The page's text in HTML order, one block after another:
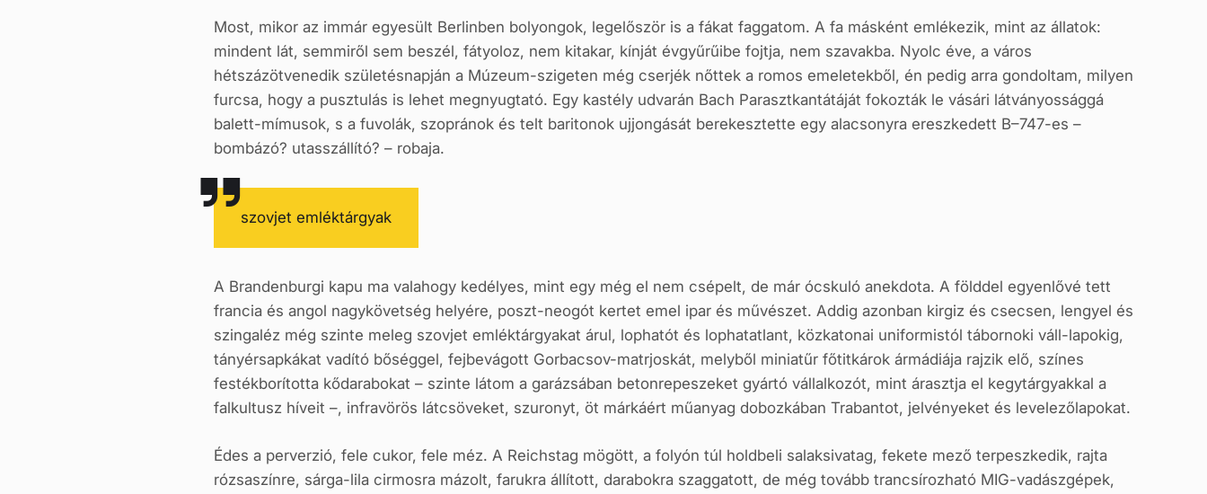
Most, mikor az immár egyesült Berlinben bolyongok, legelőször is a fákat faggatom. A fa másként emlékezik, mint az állatok:
mindent lát, semmiről sem beszél, fátyoloz, nem kitakar, kínját évgyűrűibe fojtja, nem szavakba. Nyolc éve, a város
hétszázötvenedik születésnapján a Múzeum-szigeten még cserjék nőttek a romos emeletekből, én pedig arra gondoltam, milyen
furcsa, hogy a pusztulás is lehet megnyugtató. Egy kastély udvarán Bach Parasztkantátáját fokozták le vásári látványossággá
balett-mímusok, s a fuvolák, szopránok és telt baritonok ujjongását berekesztette egy alacsonyra ereszkedett B–747-es –
bombázó? utasszállító? – robaja.
szovjet emléktárgyak
A Brandenburgi kapu ma valahogy kedélyes, mint egy még el nem csépelt, de már ócskuló anekdota. A földdel egyenlővé tett
francia és angol nagykövetség helyére, poszt-neogót kertet emel ipar és művészet. Addig azonban kirgiz és csecsen, lengyel és
szingaléz még szinte meleg szovjet emléktárgyakat árul, lophatót és lophatatlant, közkatonai uniformistól tábornoki váll-lapokig,
tányérsapkákat vadító bőséggel, fejbevágott Gorbacsov-matrjoskát, melyből miniatűr főtitkárok ármádiája rajzik elő, színes
festékborította kődarabokat – szinte látom a garázsában betonrepeszeket gyártó vállalkozót, mint árasztja el kegytárgyakkal a
falkultusz híveit –, infravörös látcsöveket, szuronyt, öt márkáért műanyag dobozkában Trabantot, jelvényeket és levelezőlapokat.
Édes a perverzió, fele cukor, fele méz. A Reichstag mögött, a folyón túl holdbeli salaksivatag, fekete mező terpeszkedik, rajta
rózsaszínre, sárga-lila cirmosra mázolt, farukra állított, darabokra szaggatott, de még tovább trancsírozható MIG-vadászgépek,